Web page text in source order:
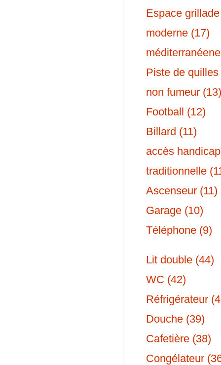
Espace
moderne (17)
Piste de quilles
non fumeur (13)
Football (12)
Billard (11)
accès
traditionnelle
Ascenseur (11)
Garage (10)
Téléphone (9)
Lit double (44)
WC (42)
Réfrigérateur
Douche (39)
Cafetière (38)
Congélateur